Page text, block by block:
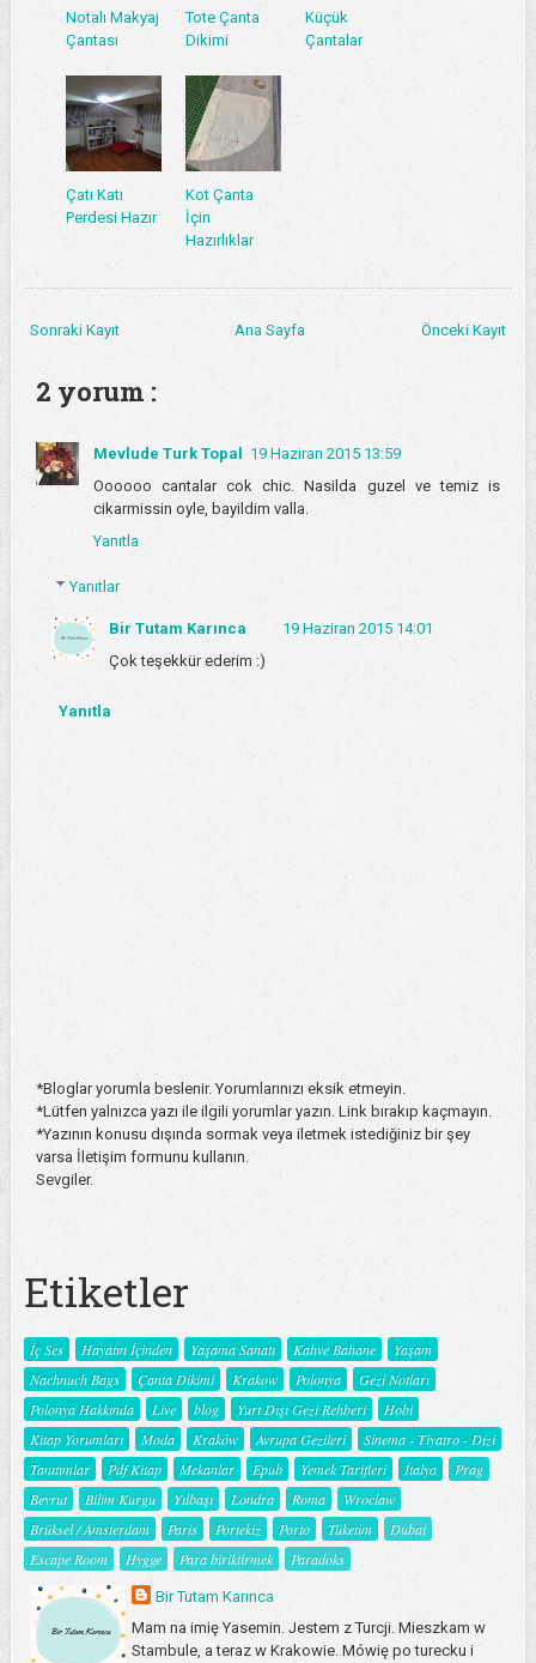
Notalı Makyaj
Çantası
Tote Çanta
Dikimi
Küçük
Çantalar
Çatı Katı
Perdesi Hazır
Kot Çanta
İçin
Hazırlıklar
Sonraki Kayıt Önceki Kayıt
Ana Sayfa
2 yorum :
Mevlude Turk Topal 19 Haziran 2015 13:59
Oooooo cantalar cok chic. Nasilda guzel ve temiz is
cikarmissin oyle, bayildim valla.
Yanıtla
Yanıtlar
Bir Tutam Karınca
19 Haziran 2015 14:01
Çok teşekkür ederim :)
Yanıtla
*Bloglar yorumla beslenir. Yorumlarınızı eksik etmeyin.
*Lütfen yalnızca yazı ile ilgili yorumlar yazın. Link bırakıp kaçmayın.
*Yazının konusu dışında sormak veya iletmek istediğiniz bir şey
varsa İletişim formunu kullanın.
Sevgiler.
Etiketler
İç Ses Hayatın İçinden Yaşama Sanatı Kahve Bahane
Yaşam
Nachnuch Bags
Çanta Dikimi Krakow Polonya
Gezi Notları
Polonya Hakkında
Live blog Yurt Dışı Gezi Rehberi
Hobi
Kitap Yorumları
Moda Kraków Avrupa Gezileri
Sinema - Tiyatro - Dizi
Tanıtımlar
Pdf Kitap Mekanlar Epub Yemek Tarifleri İtalya
Prag
Beyrut
Bilim Kurgu Yılbaşı Londra Roma
Wroclaw
Brüksel / Amsterdam
Paris Portekiz Porto Tüketim
Dubai
Escape Room
Hygge Para biriktirmek Paradoks
Bir Tutam Karınca
Mam na imię Yasemin. Jestem z Turcji. Mieszkam w
Stambule, a teraz w Krakowie. Mówię po turecku i